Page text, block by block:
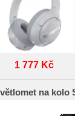
1 777 Kč
na kolo